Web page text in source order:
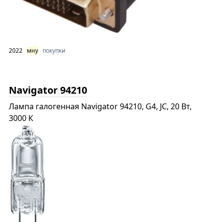
2022 мну покупки
Navigator 94210
Лампа галогенная Navigator 94210, G4, JC, 20 Вт,
3000 К